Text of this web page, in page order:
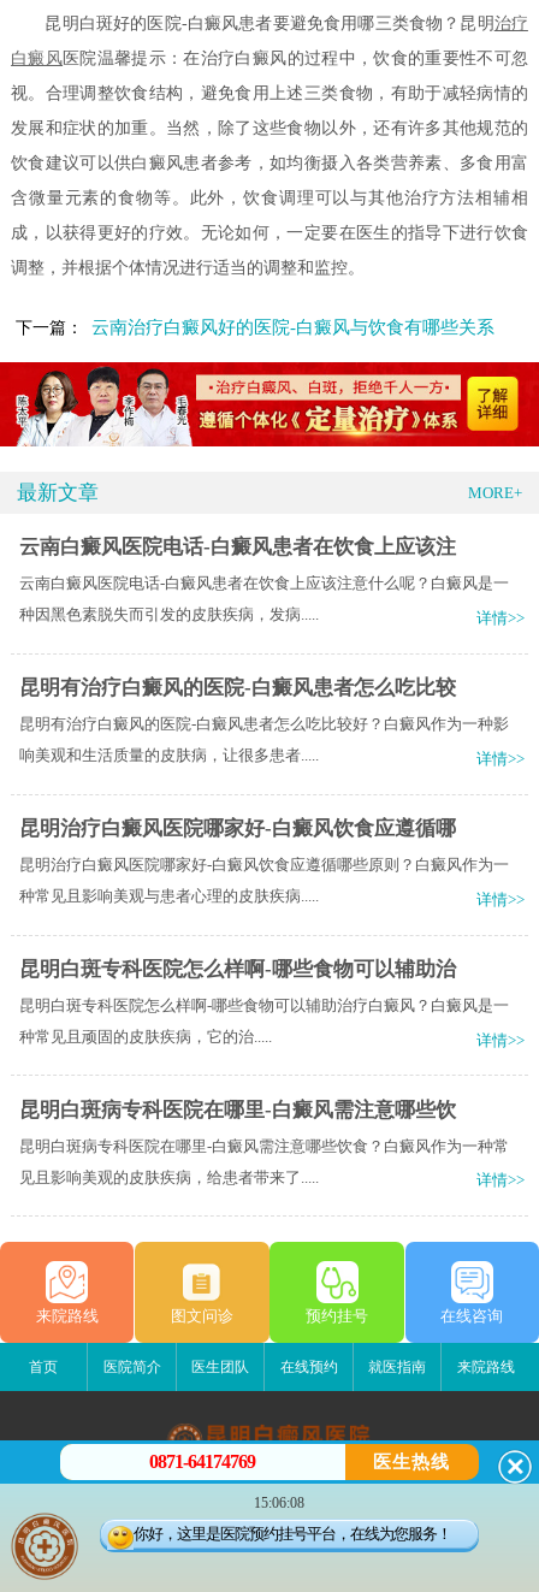
昆明白斑好的医院-白癜风患者要避免食用哪三类食物？昆明治疗
白癜风 医院温馨提示：在治疗白癜风的过程中，饮食的重要性不可忽
视。合理调整饮食结构，避免食用上述三类食物，有助于减轻病情的
发展和症状的加重。当然，除了这些食物以外，还有许多其他规范的
饮食建议可以供白癜风患者参考，如均衡摄入各类营养素、多食用富
含微量元素的食物等。此外，饮食调理可以与其他治疗方法相辅相
成，以获得更好的疗效。无论如何，一定要在医生的指导下进行饮食
调整，并根据个体情况进行适当的调整和监控。
下一篇： 云南治疗白癜风好的医院-白癜风与饮食有哪些关系
最新文章 MORE+
云南白癜风医院电话-白癜风患者在饮食上应该注
云南白癜风医院电话-白癜风患者在饮食上应该注意什么呢？白癜风是一
种因黑色素脱失而引发的皮肤疾病，发病.....
详情>>
昆明有治疗白癜风的医院-白癜风患者怎么吃比较
昆明有治疗白癜风的医院-白癜风患者怎么吃比较好？白癜风作为一种影
响美观和生活质量的皮肤病，让很多患者.....
详情>>
昆明治疗白癜风医院哪家好-白癜风饮食应遵循哪
昆明治疗白癜风医院哪家好-白癜风饮食应遵循哪些原则？白癜风作为一
种常见且影响美观与患者心理的皮肤疾病.....
详情>>
昆明白斑专科医院怎么样啊-哪些食物可以辅助治
昆明白斑专科医院怎么样啊-哪些食物可以辅助治疗白癜风？​白癜风是一
种常见且顽固的皮肤疾病，它的治.....
详情>>
昆明白斑病专科医院在哪里-白癜风需注意哪些饮
昆明白斑病专科医院在哪里-白癜风需注意哪些饮食？白癜风作为一种常
见且影响美观的皮肤疾病，给患者带来了.....
详情>>
来院路线 图文问诊 预约挂号 在线咨询
首页 医院简介 医生团队 在线预约 就医指南 来院路线
昆明白癜风医院
昆明市五华区护国路2号
版权所有：昆明白癜风医院
0871-64174769 医生热线
15:06:08
你好，这里是医院预约挂号平台，在线为您服务！